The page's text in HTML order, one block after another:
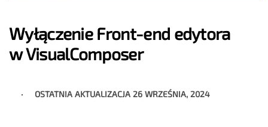
Wyłączenie Front-end edytora
w VisualComposer
OSTATNIA AKTUALIZACJA 26 WRZEŚNIA, 2024